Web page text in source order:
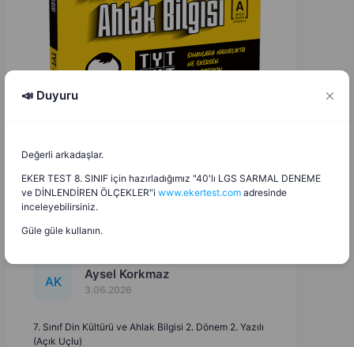
AK Aysel Korkmaz
3.06.2026
7. Sınıf Din Kültürü ve Ahlak Bilgisi 2. Dönem 2. Yazılı
(Açık Uçlu)
📣 Duyuru
Değerli arkadaşlar.
EKER TEST 8. SINIF için hazırladığımız "40'lı LGS SARMAL DENEME
ve DİNLENDİREN ÖLÇEKLER"i www.ekertest.com adresinde
inceleyebilirsiniz.
Güle güle kullanın.